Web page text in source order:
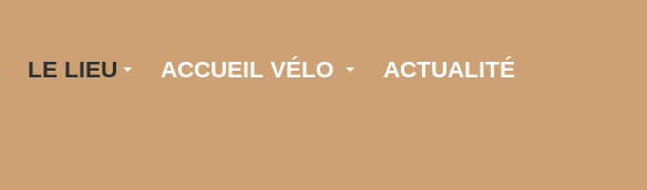
LE LIEU ACCUEIL VÉLO ACTUALITÉ